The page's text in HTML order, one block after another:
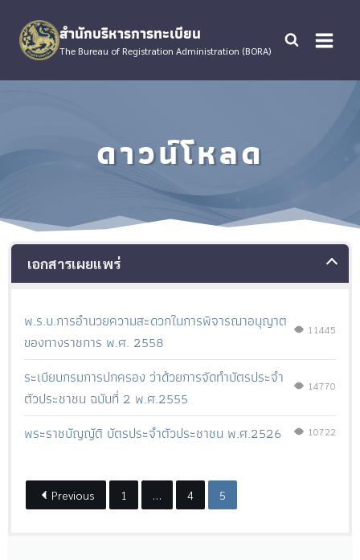
content
สำนักบริหารการทะเบียน
The Bureau of Registration Administration (BORA)
ดาวน์โหลด
เอกสารเผยแพร่
พ.ร.บ.การอำนวยความสะดวกในการพิจารณาอนุญาต
ของทางราชการ พ.ศ. 2558
11445
ระเบียบกรมการปกครอง ว่าด้วยการจัดทำบัตรประจำ
ตัวประชาชน ฉบับที่ 2 พ.ศ.2555
14770
พระราชบัญญัติ บัตรประจำตัวประชาชน พ.ศ.2526 10722
Previous 1 … 4 5